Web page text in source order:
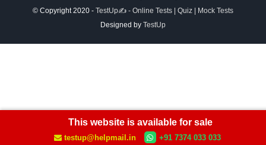
This website is available for sale
testup@helpmail.in +91 7374 033 033
© Copyright 2020 - TestUp✍️ - Online Tests | Quiz | Mock Tests
Designed by TestUp